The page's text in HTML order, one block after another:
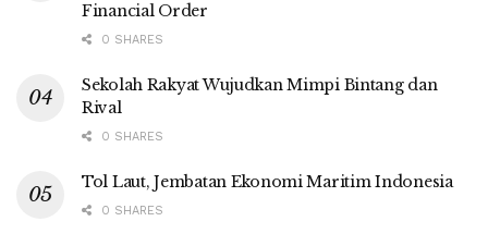
Financial Order
0 SHARES
Sekolah Rakyat Wujudkan Mimpi Bintang dan
Rival
0 SHARES
Tol Laut, Jembatan Ekonomi Maritim Indonesia
0 SHARES